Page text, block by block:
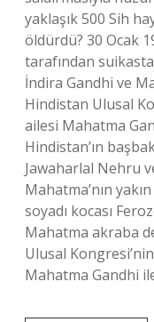
yaklaşık 500 Sih
öldürdü? 30 Ocak
tarafından
İndira Gandhi ve
Hindistan Ulusal
ailesi Mahatma
Hindistan’ın
Jawaharlal Nehru
Mahatma’nın
soyadı kocası
Mahatma akraba
Ulusal
Mahatma Gandhi